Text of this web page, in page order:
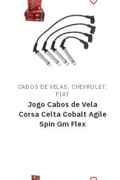
CABOS DE VELAS , CHEVROLET,
FIAT
Jogo Cabos de Vela
Corsa Celta Cobalt Agile
Spin Gm Flex